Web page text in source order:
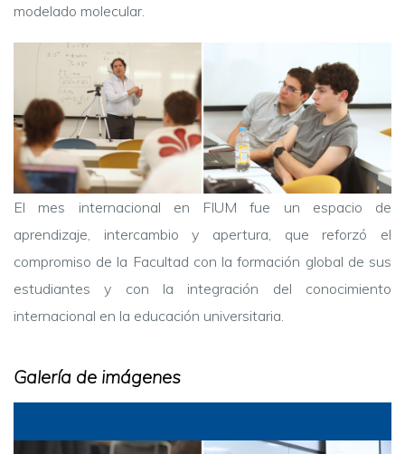
modelado molecular.
El mes internacional en FIUM fue un espacio de
aprendizaje, intercambio y apertura, que reforzó el
compromiso de la Facultad con la formación global de sus
estudiantes y con la integración del conocimiento
internacional en la educación universitaria.
Galería de imágenes